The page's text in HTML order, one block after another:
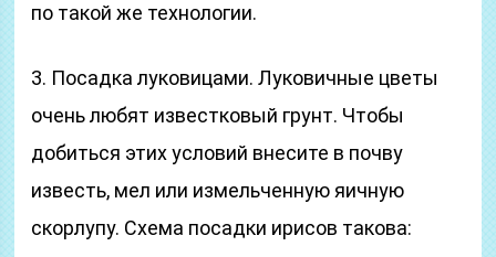
по такой же технологии.
3. Посадка луковицами. Луковичные цветы
очень любят известковый грунт. Чтобы
добиться этих условий внесите в почву
известь, мел или измельченную яичную
скорлупу. Схема посадки ирисов такова: